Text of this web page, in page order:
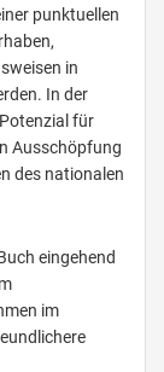
punktuellen
in
In der
für
Ausschöpfung
des nationalen
eingehend
im